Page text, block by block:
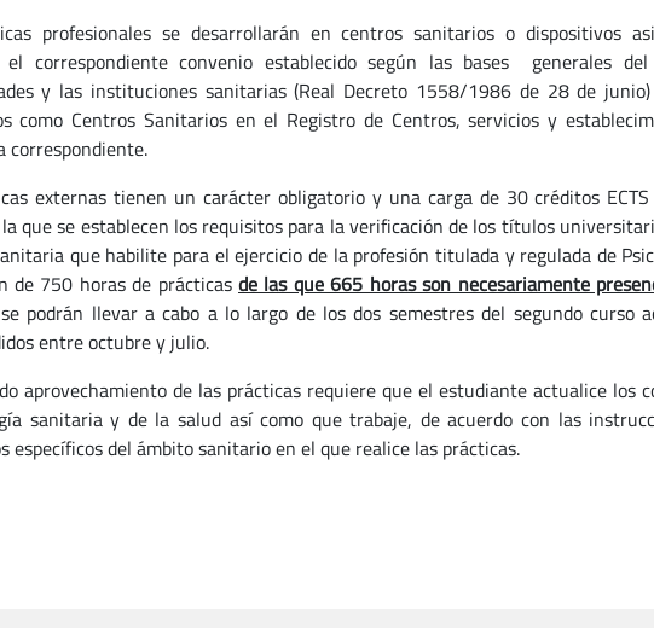
profesionales se desarrollarán en centros sanitarios o dispositivos
el correspondiente convenio establecido según las bases generales
y las instituciones sanitarias (Real Decreto 1558/1986 de 28 de
como Centros Sanitarios en el Registro de Centros, servicios y
correspondiente.
externas tienen un carácter obligatorio y una carga de 30 créditos
que se establecen los requisitos para la verificación de los títulos
que habilite para el ejercicio de la profesión titulada y regulada de
de 750 horas de prácticas de las que 665 horas son necesariamente
podrán llevar a cabo a lo largo de los dos semestres del segundo curso
entre octubre y julio.
aprovechamiento de las prácticas requiere que el estudiante actualice los
sanitaria y de la salud así como que trabaje, de acuerdo con las
específicos del ámbito sanitario en el que realice las prácticas.